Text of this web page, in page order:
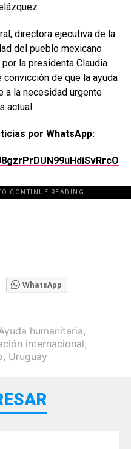
.
directora ejecutiva de la
del pueblo mexicano
por la presidenta Claudia
convicción de que la ayuda
a la necesidad urgente
actual.
por WhatsApp:
CONTINUE READING.
WhatsApp
humanitaria,
internacional,
, Uruguay